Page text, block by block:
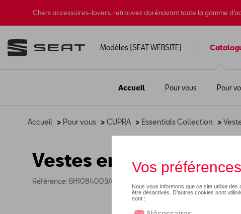
Chers accessoires-lovers, retrouvez dorénavant toute la gamme
Modèles (SEAT WEBSITE)
Accueil Pour vous Pour
Accueil > Pour vous > CUPRA > Essentials Collection >
Vestes en cuir CUPRA -
Référence: 6H1084003A KCF